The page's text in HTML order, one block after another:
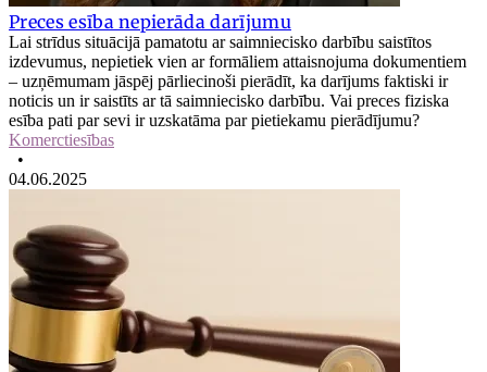
Preces esība nepierāda darījumu
Lai strīdus situācijā pamatotu ar saimniecisko darbību saistītos
izdevumus, nepietiek vien ar formāliem attaisnojuma dokumentiem
– uzņēmumam jāspēj pārliecinoši pierādīt, ka darījums faktiski ir
noticis un ir saistīts ar tā saimniecisko darbību. Vai preces fiziska
esība pati par sevi ir uzskatāma par pietiekamu pierādījumu?
Komerctiesības
•
04.06.2025